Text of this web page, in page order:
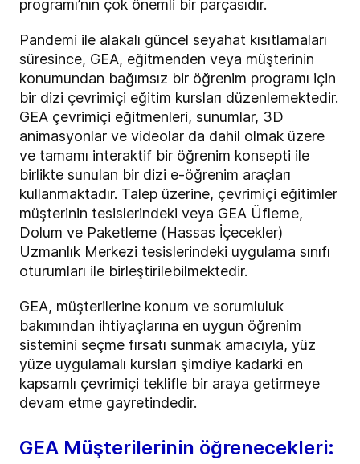
programı’nın çok önemli bir parçasıdır.
Pandemi ile alakalı güncel seyahat kısıtlamaları
süresince, GEA, eğitmenden veya müşterinin
konumundan bağımsız bir öğrenim programı için
bir dizi çevrimiçi eğitim kursları düzenlemektedir.
GEA çevrimiçi eğitmenleri, sunumlar, 3D
animasyonlar ve videolar da dahil olmak üzere
ve tamamı interaktif bir öğrenim konsepti ile
birlikte sunulan bir dizi e-öğrenim araçları
kullanmaktadır. Talep üzerine, çevrimiçi eğitimler
müşterinin tesislerindeki veya GEA Üfleme,
Dolum ve Paketleme (Hassas İçecekler)
Uzmanlık Merkezi tesislerindeki uygulama sınıfı
oturumları ile birleştirilebilmektedir.
GEA, müşterilerine konum ve sorumluluk
bakımından ihtiyaçlarına en uygun öğrenim
sistemini seçme fırsatı sunmak amacıyla, yüz
yüze uygulamalı kursları şimdiye kadarki en
kapsamlı çevrimiçi teklifle bir araya getirmeye
devam etme gayretindedir.
GEA Müşterilerinin öğrenecekleri: